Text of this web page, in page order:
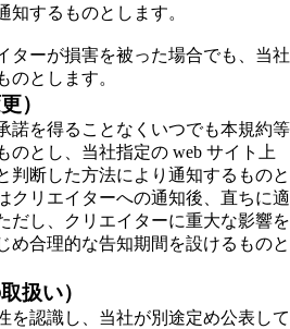
知するものとします。
ターが損害を被った場合でも、当社
のとします。
）
諾を得ることなくいつでも本規約等
のとし、当社指定の web サイト上
判断した方法により通知するものと
クリエイターへの通知後、直ちに適
だし、クリエイターに重大な影響を
め合理的な告知期間を設けるものと
扱い）
を認識し、当社が別途定め公表して